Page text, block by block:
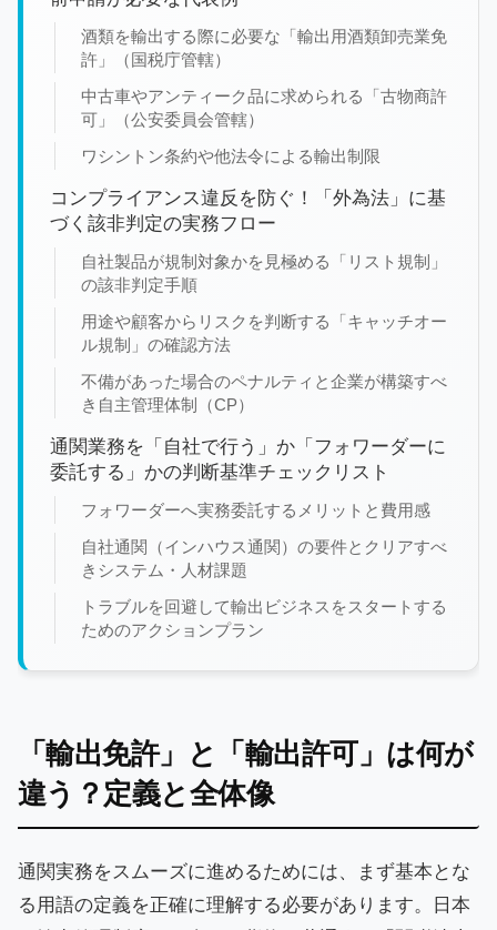
酒類を輸出する際に必要な「輸出用酒類卸売業免
許」（国税庁管轄）
中古車やアンティーク品に求められる「古物商許
可」（公安委員会管轄）
ワシントン条約や他法令による輸出制限
コンプライアンス違反を防ぐ！「外為法」に基
づく該非判定の実務フロー
自社製品が規制対象かを見極める「リスト規制」
の該非判定手順
用途や顧客からリスクを判断する「キャッチオー
ル規制」の確認方法
不備があった場合のペナルティと企業が構築すべ
き自主管理体制（CP）
通関業務を「自社で行う」か「フォワーダーに
委託する」かの判断基準チェックリスト
フォワーダーへ実務委託するメリットと費用感
自社通関（インハウス通関）の要件とクリアすべ
きシステム・人材課題
トラブルを回避して輸出ビジネスをスタートする
ためのアクションプラン
「輸出免許」と「輸出許可」は何が
違う？定義と全体像
通関実務をスムーズに進めるためには、まず基本とな
る用語の定義を正確に理解する必要があります。日本